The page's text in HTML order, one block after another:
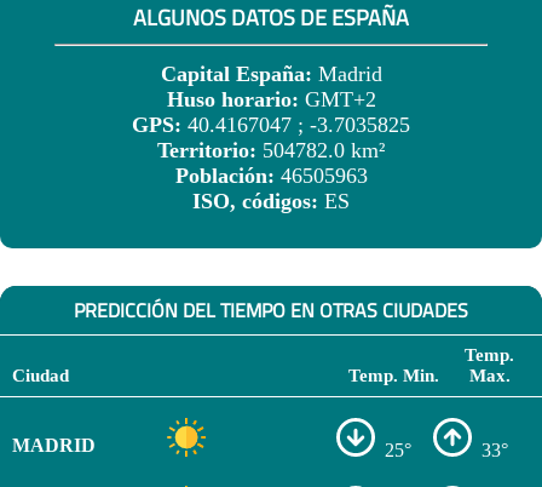
ALGUNOS DATOS DE ESPAÑA
Capital España: Madrid
Huso horario: GMT+2
GPS: 40.4167047 ; -3.7035825
Territorio: 504782.0 km²
Población: 46505963
ISO, códigos: ES
PREDICCIÓN DEL TIEMPO EN OTRAS CIUDADES
Ciudad Temp. Min.
Temp.
Max.
MADRID 25° 33°